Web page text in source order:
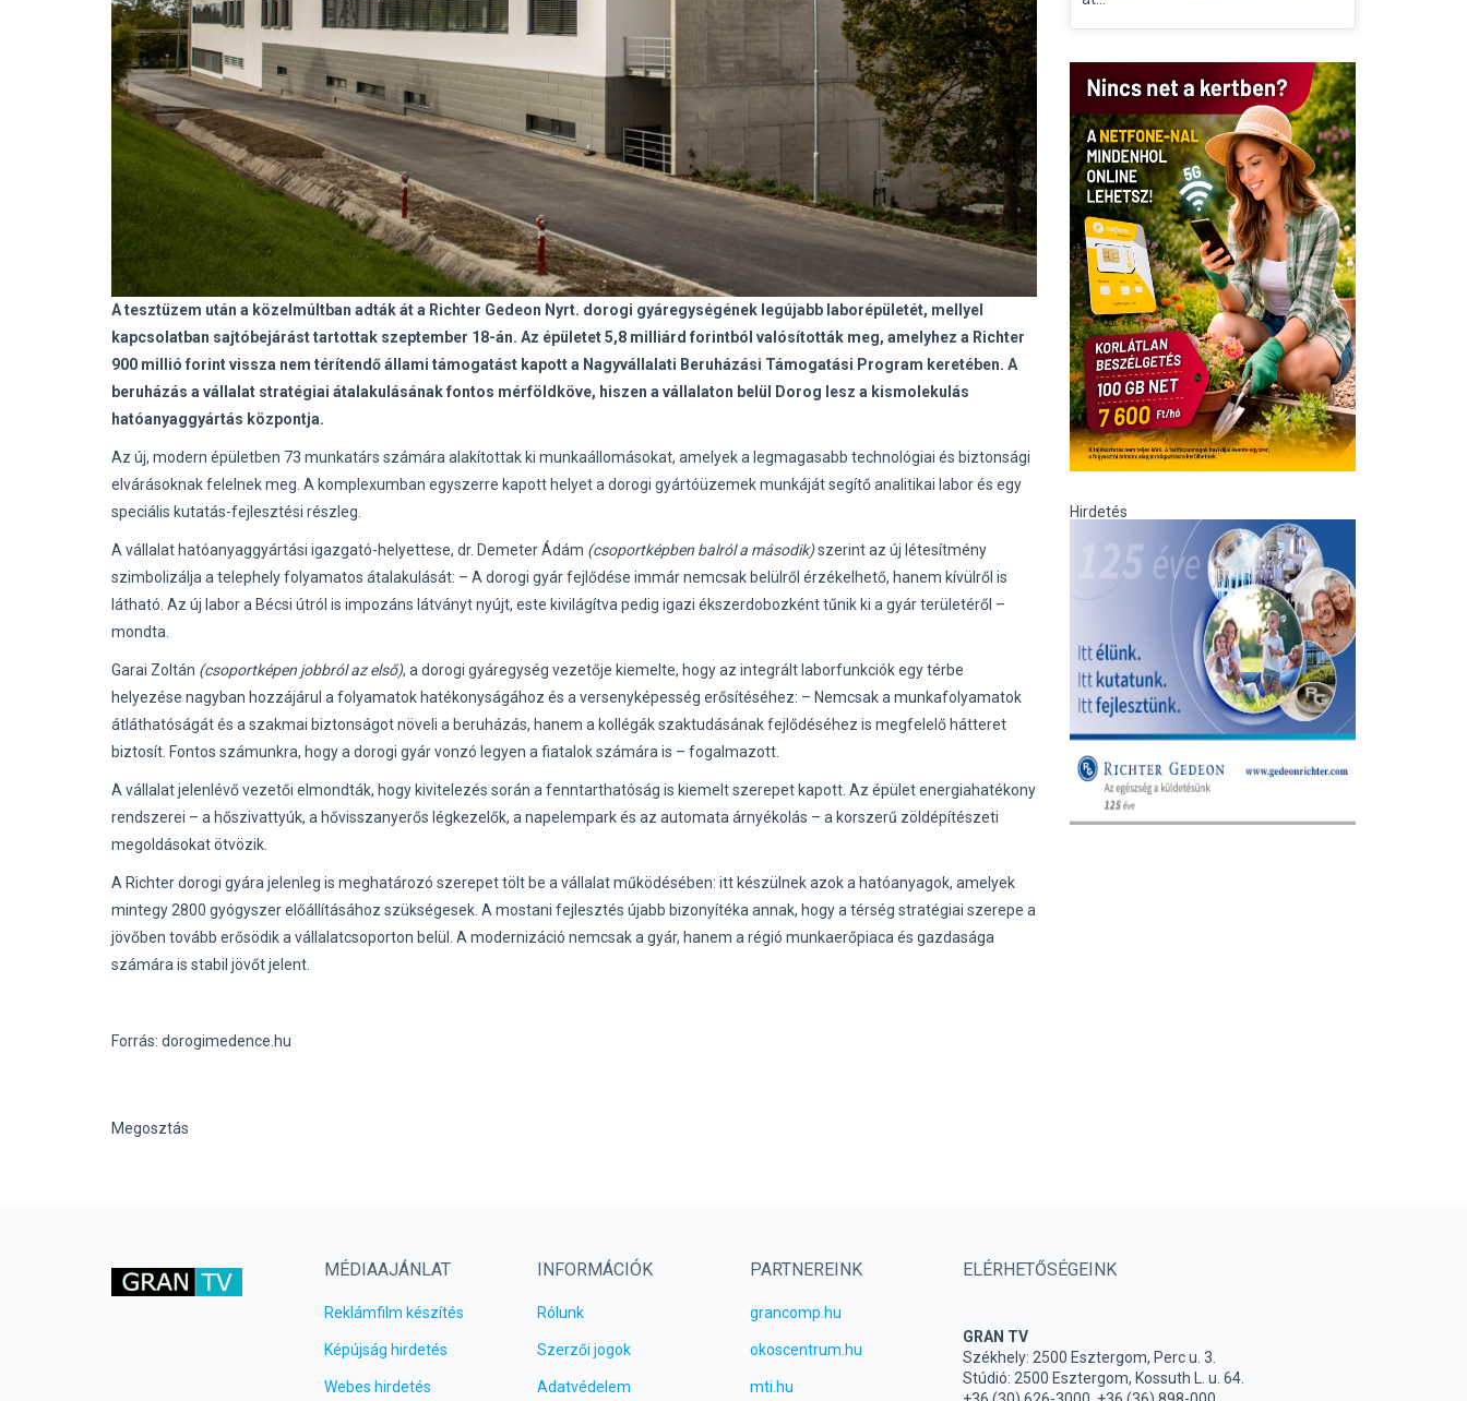
A tesztüzem után a közelmúltban adták át a Richter Gedeon Nyrt. dorogi gyáregységének legújabb laborépületét, mellyel
kapcsolatban sajtóbejárást tartottak szeptember 18-án. Az épületet 5,8 milliárd forintból valósították meg, amelyhez a Richter
900 millió forint vissza nem térítendő állami támogatást kapott a Nagyvállalati Beruházási Támogatási Program keretében. A
beruházás a vállalat stratégiai átalakulásának fontos mérföldköve, hiszen a vállalaton belül Dorog lesz a kismolekulás
hatóanyaggyártás központja.
Az új, modern épületben 73 munkatárs számára alakítottak ki munkaállomásokat, amelyek a legmagasabb technológiai és biztonsági
elvárásoknak felelnek meg. A komplexumban egyszerre kapott helyet a dorogi gyártóüzemek munkáját segítő analitikai labor és egy
speciális kutatás-fejlesztési részleg.
A vállalat hatóanyaggyártási igazgató-helyettese, dr. Demeter Ádám (csoportképben balról a második)szerint az új létesítmény
szimbolizálja a telephely folyamatos átalakulását: – A dorogi gyár fejlődése immár nemcsak belülről érzékelhető, hanem kívülről is
látható. Az új labor a Bécsi útról is impozáns látványt nyújt, este kivilágítva pedig igazi ékszerdobozként tűnik ki a gyár területéről –
mondta.
Garai Zoltán (csoportképen jobbról az első), a dorogi gyáregység vezetője kiemelte, hogy az integrált laborfunkciók egy térbe
helyezése nagyban hozzájárul a folyamatok hatékonyságához és a versenyképesség erősítéséhez: – Nemcsak a munkafolyamatok
átláthatóságát és a szakmai biztonságot növeli a beruházás, hanem a kollégák szaktudásának fejlődéséhez is megfelelő hátteret
biztosít. Fontos számunkra, hogy a dorogi gyár vonzó legyen a fiatalok számára is – fogalmazott.
A vállalat jelenlévő vezetői elmondták, hogy kivitelezés során a fenntarthatóság is kiemelt szerepet kapott. Az épület energiahatékony
rendszerei – a hőszivattyúk, a hővisszanyerős légkezelők, a napelempark és az automata árnyékolás – a korszerű zöldépítészeti
megoldásokat ötvözik.
A Richter dorogi gyára jelenleg is meghatározó szerepet tölt be a vállalat működésében: itt készülnek azok a hatóanyagok, amelyek
mintegy 2800 gyógyszer előállításához szükségesek. A mostani fejlesztés újabb bizonyítéka annak, hogy a térség stratégiai szerepe a
jövőben tovább erősödik a vállalatcsoporton belül. A modernizáció nemcsak a gyár, hanem a régió munkaerőpiaca és gazdasága
számára is stabil jövőt jelent.
Forrás: dorogimedence.hu
Megosztás
Hirdetés
MÉDIAAJÁNLAT
Reklámfilm készítés
Képújság hirdetés
Webes hirdetés
INFORMÁCIÓK
Rólunk
Szerzői jogok
Adatvédelem
PARTNEREINK
grancomp.hu
okoscentrum.hu
mti.hu
ELÉRHETŐSÉGEINK
GRAN TV
Székhely: 2500 Esztergom, Perc u. 3.
Stúdió: 2500 Esztergom, Kossuth L. u. 64.